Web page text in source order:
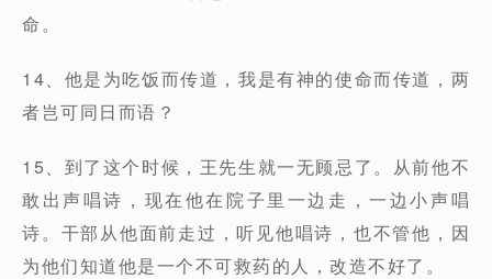
命。
14、他是为吃饭而传道，我是有神的使命而传道，两
者岂可同日而语？
15、到了这个时候，王先生就一无顾忌了。从前他不
敢出声唱诗，现在他在院子里一边走，一边小声唱
诗。干部从他面前走过，听见他唱诗，也不管他，因
为他们知道他是一个不可救药的人，改造不好了。